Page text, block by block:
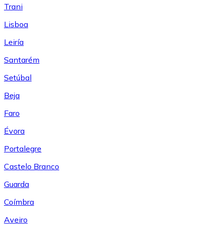
Trani
Lisboa
Leiría
Santarém
Setúbal
Beja
Faro
Évora
Portalegre
Castelo Branco
Guarda
Coímbra
Aveiro